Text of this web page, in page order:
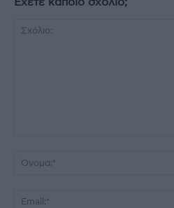
Έχετε κάποιο σχόλιο;